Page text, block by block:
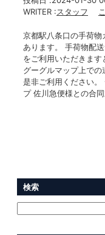
WRITER :スタッフ
京都駅八条口の手荷
あります。 手荷物配
をご利用いただきま
グーグルマップ上での
是非ご利用ください。
プ 佐川急便様との合
検索